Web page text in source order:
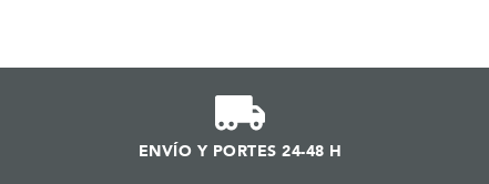
ENVÍO Y PORTES 24-48 H